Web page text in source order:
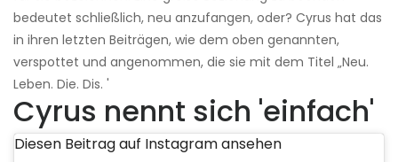
bedeutet schließlich, neu anzufangen, oder? Cyrus hat das
in ihren letzten Beiträgen, wie dem oben genannten,
verspottet und angenommen, die sie mit dem Titel „Neu.
Leben. Die. Dis. '
Cyrus nennt sich 'einfach'
Diesen Beitrag auf Instagram ansehen